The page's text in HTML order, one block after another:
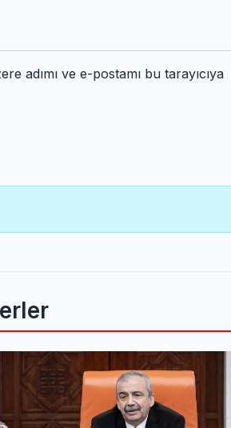
adımı ve e-postamı bu tarayıcıya